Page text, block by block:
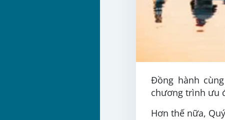
Đồng hành
chương trình ưu
Hơn thế nữa,